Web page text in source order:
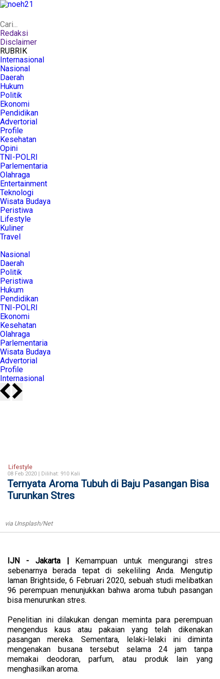
Redaksi
Disclaimer
RUBRIK
Internasional
Nasional
Daerah
Hukum
Politik
Ekonomi
Pendidikan
Advertorial
Profile
Kesehatan
Opini
TNI-POLRI
Parlementaria
Olahraga
Entertainment
Teknologi
Wisata Budaya
Peristiwa
Lifestyle
Kuliner
Travel
Nasional
Daerah
Politik
Peristiwa
Hukum
Pendidikan
TNI-POLRI
Ekonomi
Kesehatan
Olahraga
Parlementaria
Wisata Budaya
Advertorial
Profile
Internasional
Lifestyle
08 Feb 2020 | Dilihat: 910 Kali
Ternyata Aroma Tubuh di Baju Pasangan Bisa
Turunkan Stres
via Unsplash/Net
IJN - Jakarta | Kemampuan untuk mengurangi stres
sebenarnya berada tepat di sekeliling Anda. Mengutip
laman Brightside, 6 Februari 2020, sebuah studi melibatkan
96 perempuan menunjukkan bahwa aroma tubuh pasangan
bisa menurunkan stres.
Penelitian ini dilakukan dengan meminta para perempuan
mengendus kaus atau pakaian yang telah dikenakan
pasangan mereka. Sementara, lelaki-lelaki ini diminta
mengenakan busana tersebut selama 24 jam tanpa
memakai deodoran, parfum, atau produk lain yang
menghasilkan aroma.